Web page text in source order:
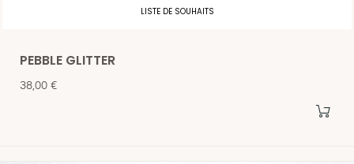
LISTE DE SOUHAITS
PEBBLE GLITTER
Prix
38,00 €